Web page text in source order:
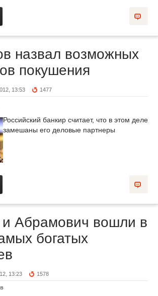
назвал возможных
покушения
13:53 1477
Российский банкир считает, что в этом деле
замешаны его деловые партнеры
и Абрамович вошли в
богатых
13:23 1578